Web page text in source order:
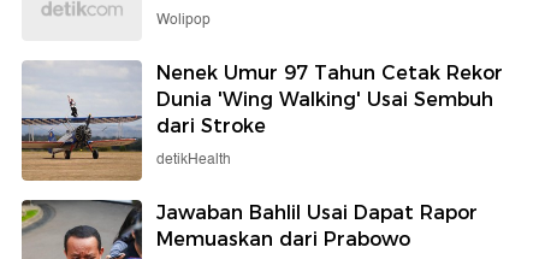
Wolipop
Nenek Umur 97 Tahun Cetak Rekor
Dunia 'Wing Walking' Usai Sembuh
dari Stroke
detikHealth
Jawaban Bahlil Usai Dapat Rapor
Memuaskan dari Prabowo